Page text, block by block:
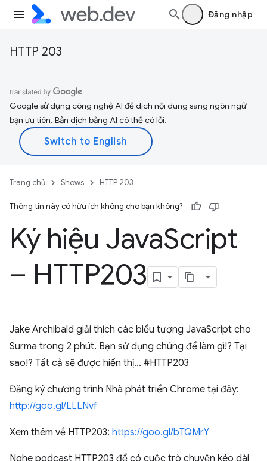
Đăng nhập
HTTP 203
Google sử dụng công nghệ AI để dịch nội dung sang ngôn ngữ
bạn ưu tiên. Bản dịch bằng AI có thể có lỗi.
Trang chủ Shows HTTP 203
Thông tin này có hữu ích không cho bạn không?
Ký hiệu JavaScript
– HTTP203
Jake Archibald giải thích các biểu tượng JavaScript cho
Surma trong 2 phút. Bạn sử dụng chúng để làm gì!? Tại
sao!? Tất cả sẽ được hiển thị... #HTTP203
Đăng ký chương trình Nhà phát triển Chrome tại đây:
http://goo.gl/LLLNvf
Xem thêm về HTTP203: https://goo.gl/bTQMrY
Nghe podcast HTTP203 để có cuộc trò chuyện kéo dài